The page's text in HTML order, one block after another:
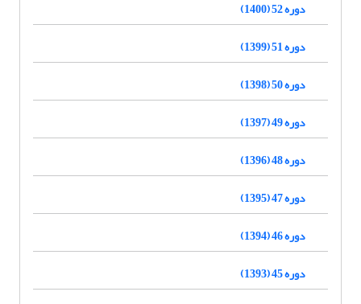
دوره 52 (1400)
دوره 51 (1399)
دوره 50 (1398)
دوره 49 (1397)
دوره 48 (1396)
دوره 47 (1395)
دوره 46 (1394)
دوره 45 (1393)